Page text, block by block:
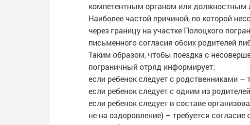
компетентным органом или должностным
Наиболее частой причиной, по которой
через границу на участке Полоцкого
письменного согласия обоих родителей
Таким образом, чтобы поездка с
пограничный отряд информирует:
если ребенок следует с родственниками –
если ребенок следует с одним из
если ребенок следует в составе
не на оздоровление) – требуется согласие